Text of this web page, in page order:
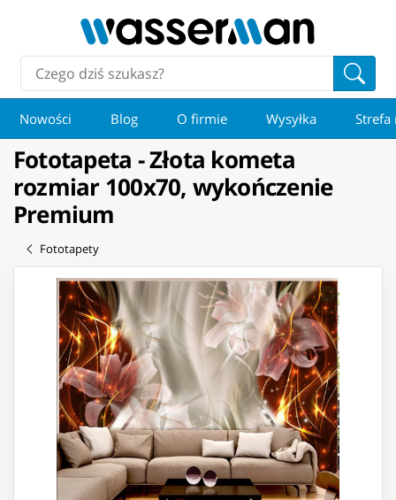
Nowości Blog O firmie Wysyłka Strefa
Fototapeta - Złota kometa
rozmiar 100x70, wykończenie
Premium
Fototapety